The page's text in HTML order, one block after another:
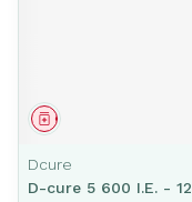
Geneesmiddel
Dcure
D-cure 5 600 I.E. - 12